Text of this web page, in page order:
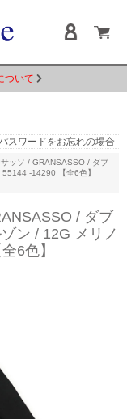
ついて
パスワードをお忘れの場合
ッソ / GRANSASSO / ダブ
-14290 【全6色】
/ ダブ
ン / 12G メリノ
6色】